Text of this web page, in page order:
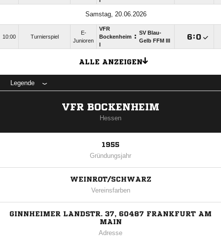
Samstag, 20.06.2026
10:00 Turnierspiel
E-
Junioren
VFR
Bockenheim : SV Blau-
Gelb FFM III
:
ALLE ANZEIGEN
Legende
VFR BOCKENHEIM
Hessen
1955
Gründungsjahr
WEINROT/SCHWARZ
Vereinsfarben
GINNHEIMER LANDSTR. 37, 60487 FRANKFURT AM
MAIN
Adresse